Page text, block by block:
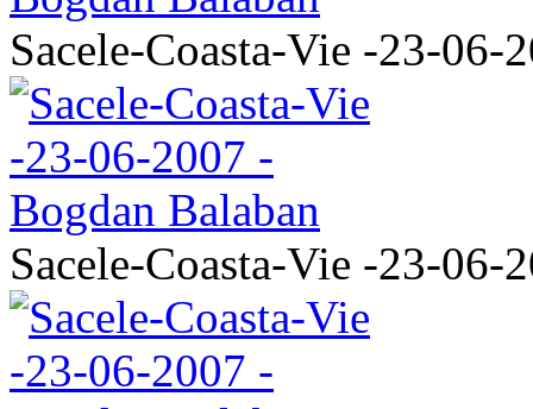
Sacele-Coasta-Vie -23-06-
Sacele-Coasta-Vie -23-06-